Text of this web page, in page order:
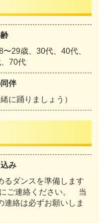
29歳、30代、40代、
70代
伴
に踊りましょう）
み
るダンスを準備します
ご連絡ください。 当
連絡は必ずお願いしま